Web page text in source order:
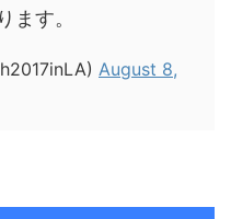
ます。
August 8,